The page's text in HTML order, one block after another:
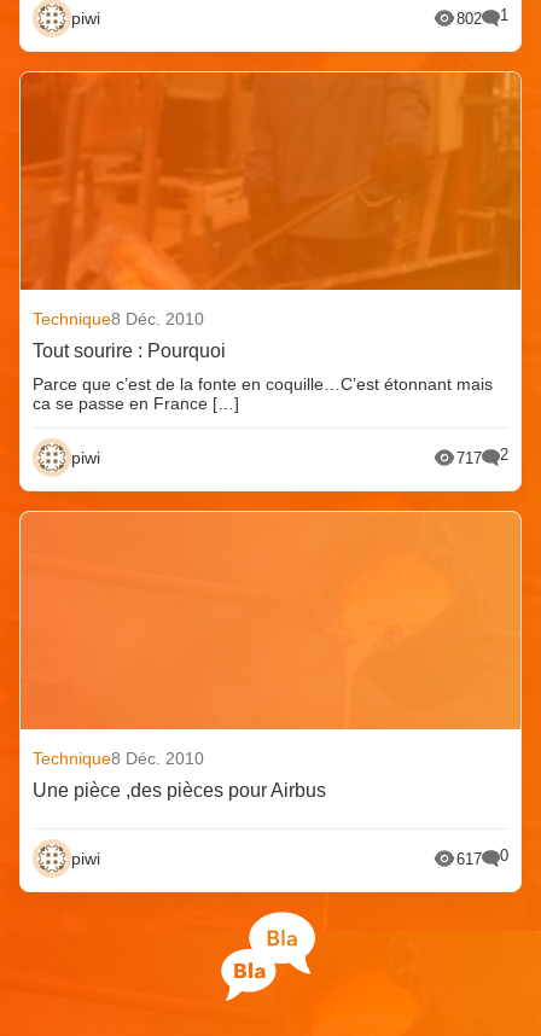
piwi 802 1
Technique8 Déc. 2010
Tout sourire : Pourquoi
Parce que c’est de la fonte en coquille…C’est étonnant mais
ca se passe en France […]
piwi 717 2
Technique8 Déc. 2010
Une pièce ,des pièces pour Airbus
piwi 617 0